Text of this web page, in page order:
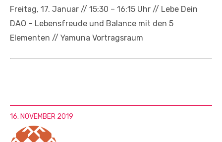
Freitag, 17. Januar // 15:30 – 16:15 Uhr // Lebe Dein
DAO – Lebensfreude und Balance mit den 5
Elementen // Yamuna Vortragsraum
16. NOVEMBER 2019